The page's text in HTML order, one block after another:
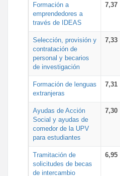
Formación a
emprendedores a
través de IDEAS
7,37
Selección, provisión y
contratación de
personal y becarios
de investigación
7,33
Formación de lenguas
extranjeras
7,31
Ayudas de Acción
Social y ayudas de
comedor de la UPV
para estudiantes
7,30
Tramitación de
solicitudes de becas
de intercambio
6,95